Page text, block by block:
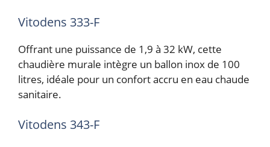
Vitodens 333-F
Offrant une puissance de 1,9 à 32 kW, cette
chaudière murale intègre un ballon inox de 100
litres, idéale pour un confort accru en eau chaude
sanitaire.
Vitodens 343-F